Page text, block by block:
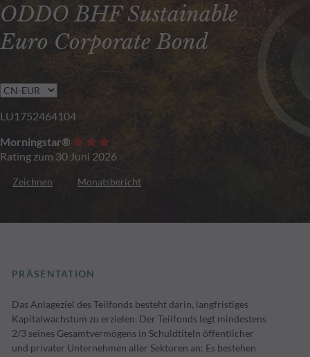
ODDO BHF Sustainable
Euro Corporate Bond
LU1752464104
Morningstar®
Rating zum 30 Juni 2026
Zeichnen Monatsbericht
PRÄSENTATION
Das Anlageziel des Teilfonds besteht darin, langfristiges
Kapitalwachstum zu erzielen. Der Teilfonds legt mindestens
2/3 seines Gesamtvermögens in Schuldtiteln öffentlicher
und privater Unternehmen aller Sektoren an: Es bestehen